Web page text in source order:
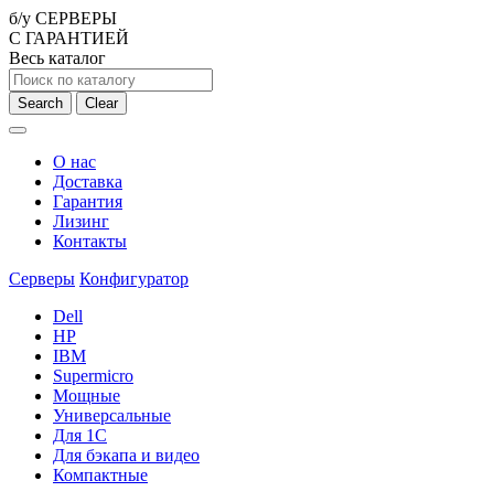
б/у СЕРВЕРЫ
С ГАРАНТИЕЙ
Весь каталог
Search Clear
О нас
Доставка
Гарантия
Лизинг
Контакты
Серверы Конфигуратор
Dell
HP
IBM
Supermicro
Мощные
Универсальные
Для 1С
Для бэкапа и видео
Компактные